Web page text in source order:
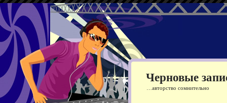
Черновые
…авторство сомнительно